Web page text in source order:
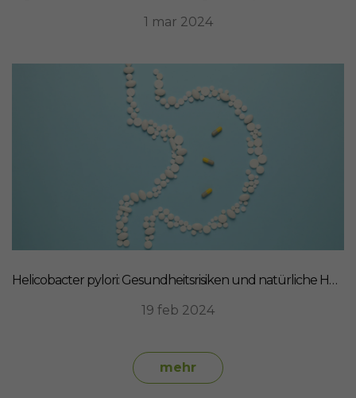
1 mar 2024
Helicobacter pylori: Gesundheitsrisiken und natürliche Heilmittel
19 feb 2024
mehr